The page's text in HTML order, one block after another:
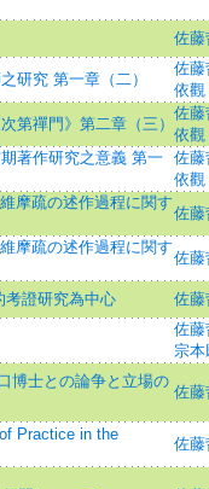
佐藤
研究 第一章（二）
佐藤
依觀
第禪門》第二章（三）
佐藤
依觀
著作研究之意義 第一
佐藤
依觀
摩疏の述作過程に関す
佐藤
摩疏の述作過程に関す
佐藤
考證研究為中心 佐藤
佐藤
宗本
博士との論争と立場の
佐藤
Practice in the
佐藤